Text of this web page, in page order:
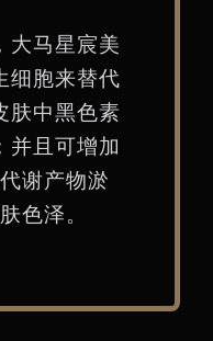
大马星宸美
细胞来替代
肤中黑色素
并且可增加
谢产物淤
色泽。